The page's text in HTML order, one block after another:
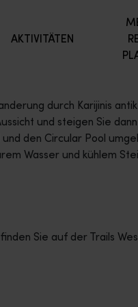
AKTIVITÄTEN
durch Karijinis
und steigen Sie
den Circular Pool
Wasser und kühlem
Sie auf der Trails